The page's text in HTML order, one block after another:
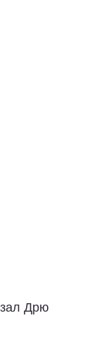
Дрю